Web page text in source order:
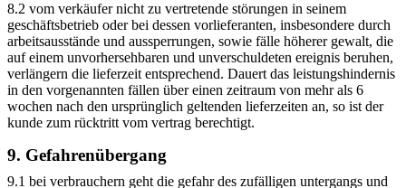
8.2 vom verkäufer nicht zu vertretende störungen in seinem
geschäftsbetrieb oder bei dessen vorlieferanten, insbesondere durch
arbeitsausstände und aussperrungen, sowie fälle höherer gewalt, die
auf einem unvorhersehbaren und unverschuldeten ereignis beruhen,
verlängern die lieferzeit entsprechend. Dauert das leistungshindernis
in den vorgenannten fällen über einen zeitraum von mehr als 6
wochen nach den ursprünglich geltenden lieferzeiten an, so ist der
kunde zum rücktritt vom vertrag berechtigt.
9. Gefahrenübergang
9.1 bei verbrauchern geht die gefahr des zufälligen untergangs und